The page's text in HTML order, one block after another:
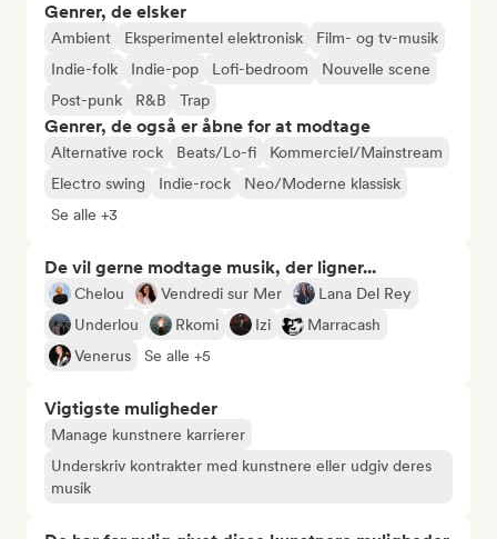
Genrer, de elsker
Ambient Eksperimentel elektronisk
Film- og tv-musik
Indie-folk
Indie-pop Lofi-bedroom
Nouvelle scene
Post-punk
R&B Trap
Genrer, de også er åbne for at modtage
Alternative rock Beats/Lo-fi
Kommerciel/Mainstream
Electro swing
Indie-rock
Neo/Moderne klassisk
Se alle +3
De vil gerne modtage musik, der ligner...
Chelou Vendredi sur Mer
Lana Del Rey
Underlou
Rkomi Izi
Marracash
Venerus
Se alle +5
Vigtigste muligheder
Manage kunstnere karrierer
Underskriv kontrakter med kunstnere eller udgiv deres
musik